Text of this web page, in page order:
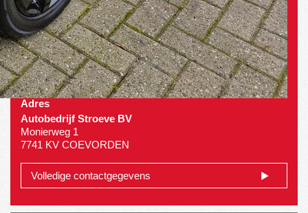
Adres
Autobedrijf Stroeve BV
Monierweg 1
7741 KV COEVORDEN
Volledige contactgegevens